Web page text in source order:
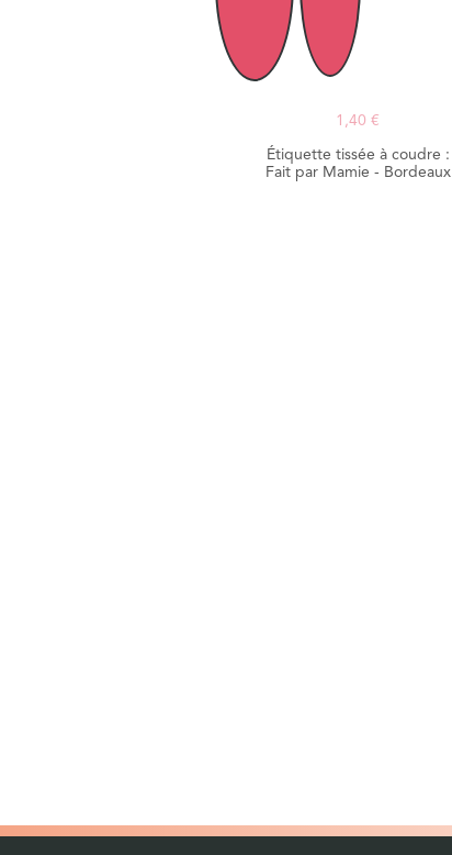
Étiquette tissée à coudre :
Fait par Mamie - Bordeaux
1,40 €